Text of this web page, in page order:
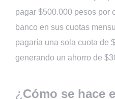
pagar $500.000 pesos por
banco en sus cuotas
pagaría una sola cuota de
generando un ahorro de
¿ Cómo se hace